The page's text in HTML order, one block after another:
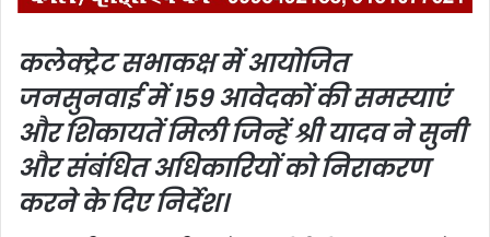
कलेक्ट्रेट सभाकक्ष में आयोजित
जनसुनवाई में 159 आवेदकों की समस्याएं
और शिकायतें मिली जिन्हें श्री यादव ने सुनी
और संबंधित अधिकारियों को निराकरण
करने के दिए निर्देश।